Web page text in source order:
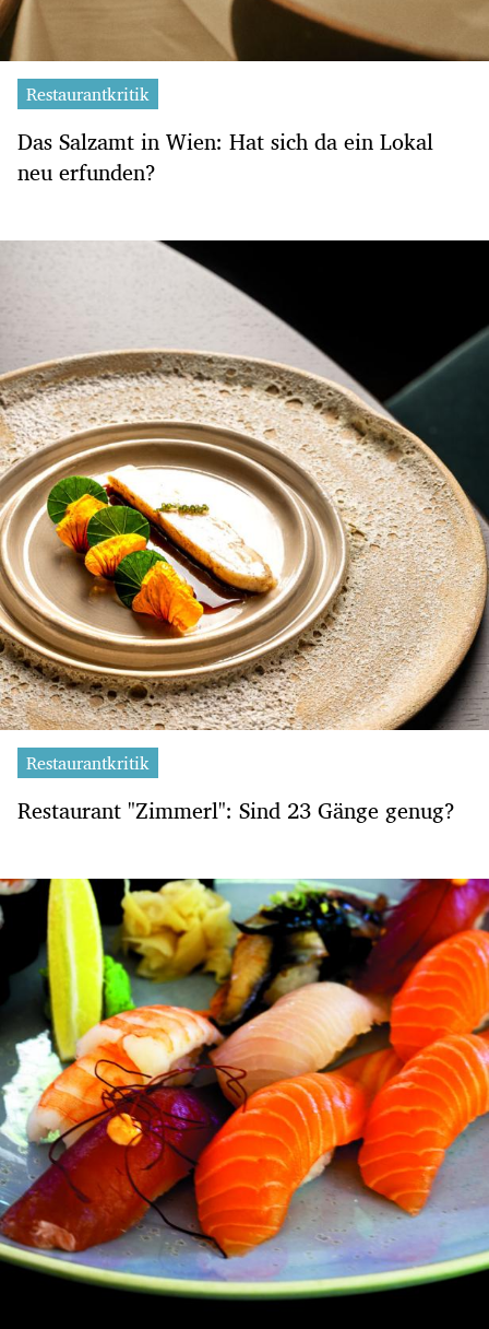
Restaurantkritik
Das Salzamt in Wien: Hat sich da ein Lokal
neu erfunden?
Restaurantkritik
Restaurant "Zimmerl": Sind 23 Gänge genug?